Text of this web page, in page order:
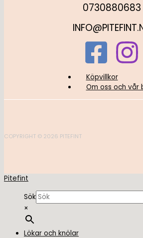
0730880683
Köpvillkor
Om oss och vår
COPYRIGHT © 2026 PITEFINT
Pitefint
Sök
×
Lökar och knölar